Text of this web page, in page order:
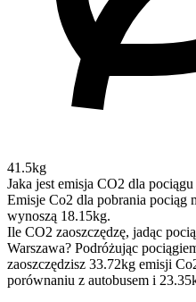
41.5kg
Jaka jest emisja CO2 dla
Emisje Co2 dla pobrania pociąg
wynoszą 18.15kg.
Ile CO2 zaoszczędzę, jadąc
Warszawa? Podróżując
zaoszczędzisz 33.72kg emisji
porównaniu z autobusem i